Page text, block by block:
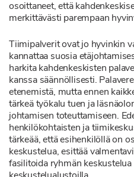
osoittaneet, että
merkittävästi parempaan
Tiimipalverit ovat jo hyvinkin
kannattaa suosia
harkita kahdenkeskisten
kanssa säännöllisesti.
etenemistä, mutta ennen
tärkeä työkalu tuen ja
johtamisen toteuttamiseen.
henkilökohtaisten ja
tärkeää, että esihenkilöllä on
keskustelua, esittää
fasilitoida ryhmän keskustelua